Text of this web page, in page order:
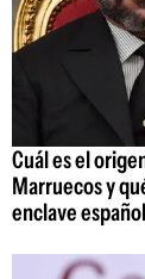
Cuál es el
Marruecos y
enclave